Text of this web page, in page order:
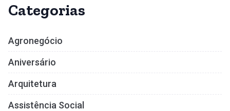
Categorias
Agronegócio
Aniversário
Arquitetura
Assistência Social